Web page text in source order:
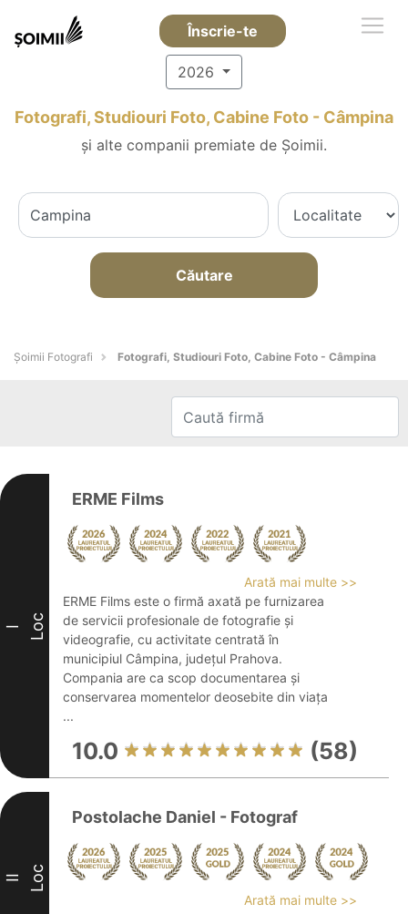
Înscrie-te
2026
Fotografi, Studiouri Foto, Cabine Foto - Câmpina
și alte companii premiate de Șoimii.
Căutare
Șoimii Fotografi Fotografi, Studiouri Foto, Cabine Foto - Câmpina
I Loc
ERME Films
Arată mai multe >>
ERME Films este o firmă axată pe furnizarea
de servicii profesionale de fotografie și
videografie, cu activitate centrată în
municipiul Câmpina, județul Prahova.
Compania are ca scop documentarea și
conservarea momentelor deosebite din viața
...
10.0 (58)
II Loc
Postolache Daniel - Fotograf
Arată mai multe >>